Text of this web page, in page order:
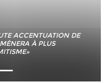
ACCENTUATION DE
À PLUS